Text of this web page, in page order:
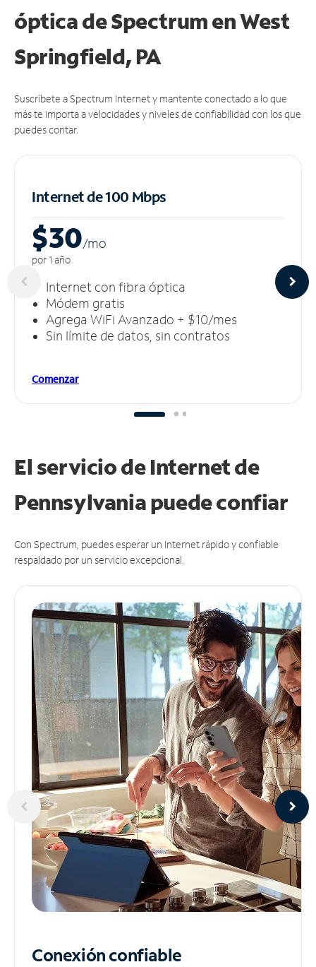
óptica de Spectrum en West
Springfield, PA
Suscríbete a Spectrum Internet y mantente conectado a lo que
más te importa a velocidades y niveles de confiabilidad con los que
puedes contar.
Internet de 100 Mbps
$30/mo
por 1 año
Internet con fibra óptica
Módem gratis
Agrega WiFi Avanzado + $10/mes
Sin límite de datos, sin contratos
Comenzar
El servicio de Internet de
Pennsylvania puedeconfiar
Con Spectrum, puedes esperar un Internet rápido y confiable
respaldado por un servicio excepcional.
Conexión confiable